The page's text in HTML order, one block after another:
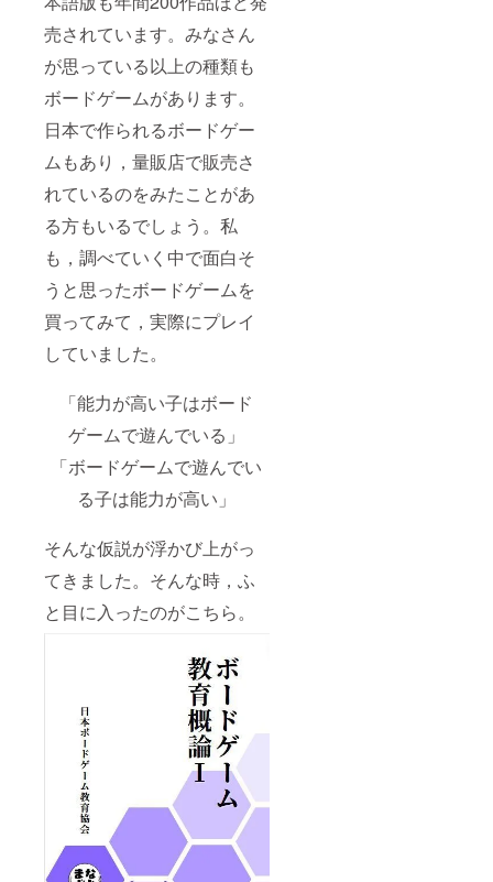
売されています。みなさん
が思っている以上の種類も
ボードゲームがあります。
日本で作られるボードゲー
ムもあり，量販店で販売さ
れているのをみたことがあ
る方もいるでしょう。私
も，調べていく中で面白そ
うと思ったボードゲームを
買ってみて，実際にプレイ
していました。
「能力が高い子はボード
ゲームで遊んでいる」
「ボードゲームで遊んでい
る子は能力が高い」
そんな仮説が浮かび上がっ
てきました。そんな時，ふ
と目に入ったのがこちら。